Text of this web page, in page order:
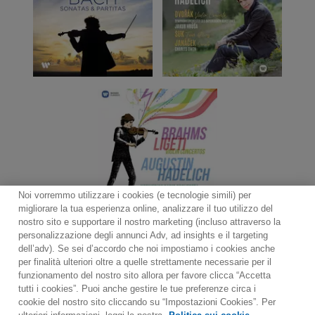
Contact Notiziario
Politica sui cookie
Impostazioni dei cookie
Noi vorremmo utilizzare i cookies (e tecnologie simili) per
migliorare la tua esperienza online, analizzare il tuo utilizzo del
nostro sito e supportare il nostro marketing (incluso attraverso la
personalizzazione degli annunci Adv, ad insights e il targeting
dell’adv). Se sei d’accordo che noi impostiamo i cookies anche
per finalità ulteriori oltre a quelle strettamente necessarie per il
funzionamento del nostro sito allora per favore clicca “Accetta
tutti i cookies”. Puoi anche gestire le tue preferenze circa i
cookie del nostro sito cliccando su “Impostazioni Cookies”. Per